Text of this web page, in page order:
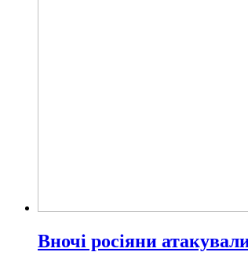
Вночі росіяни